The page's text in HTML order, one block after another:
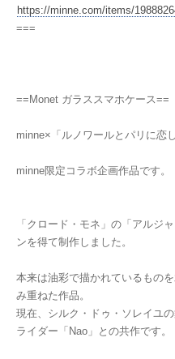
https://minne.com/items/
===
==Monet ガラススマホケース==
minne×「ルノワールとパリに恋
minne限定コラボ企画作品です。
「クロード・モネ」の「アルジ
ンを得て制作しました。
本来は油彩で描かれているもの
み重ねた作品。
現在、シルク・ドゥ・ソレイユ
ライダー「Nao」との共作です。